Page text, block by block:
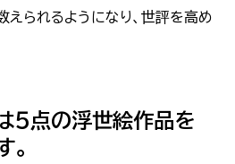
られるようになり、世評を高め
５点の浮世絵作品を
。